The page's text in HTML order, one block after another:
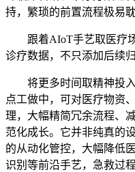
持，繁琐的前置流程极易
跟着AIoT手艺取医疗场
诊疗数据，不只添加后续归
将更多时间取精神投入
点工做中，可对医疗物资
理，大幅精简冗余流程、
范化成长。它并非纯真的
的从动化管控，大幅降低
识别等前沿手艺，急救过